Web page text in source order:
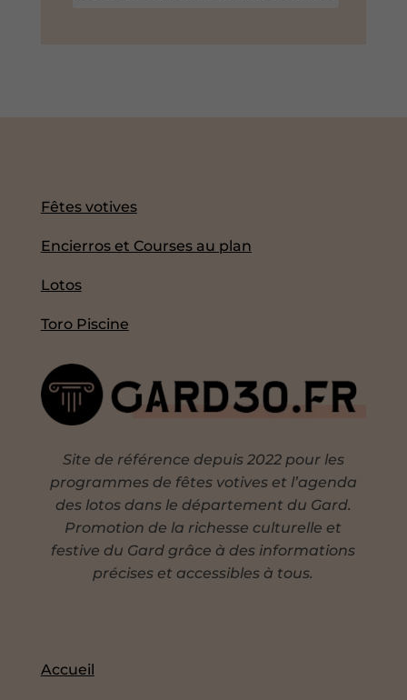
Fêtes votives
Encierros et Courses au plan
Lotos
Toro Piscine
Site de référence depuis 2022 pour les
programmes de fêtes votives et l’agenda
des lotos dans le département du Gard.
Promotion de la richesse culturelle et
festive du Gard grâce à des informations
précises et accessibles à tous.
Accueil